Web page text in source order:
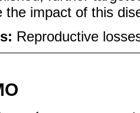
the impact of this
Reproductive